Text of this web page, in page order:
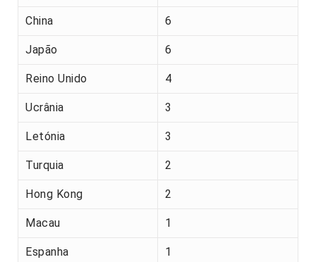
China 6
Japão 6
Reino Unido 4
Ucrânia 3
Letónia 3
Turquia 2
Hong Kong 2
Macau 1
Espanha 1